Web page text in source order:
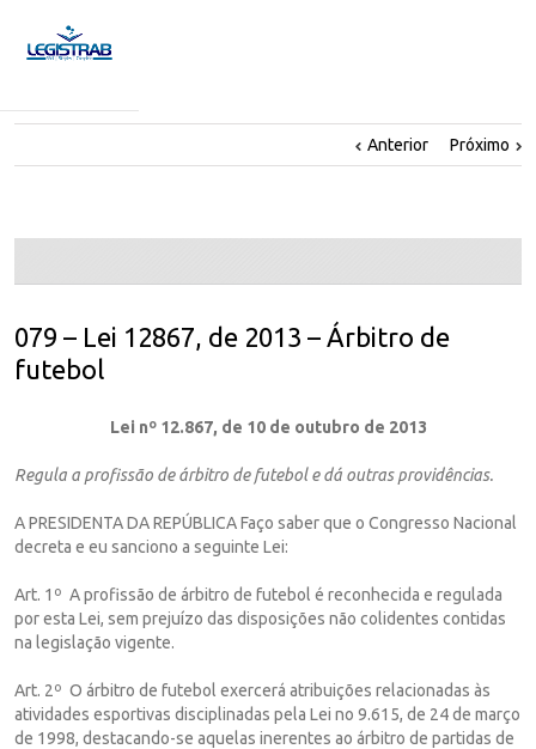
Anterior Próximo
079 – Lei 12867, de 2013 – Árbitro de
futebol
Lei nº 12.867, de 10 de outubro de 2013
Regula a profissão de árbitro de futebol e dá outras providências.
A PRESIDENTA DA REPÚBLICA Faço saber que o Congresso Nacional
decreta e eu sanciono a seguinte Lei:
Art. 1º A profissão de árbitro de futebol é reconhecida e regulada
por esta Lei, sem prejuízo das disposições não colidentes contidas
na legislação vigente.
Art. 2º O árbitro de futebol exercerá atribuições relacionadas às
atividades esportivas disciplinadas pela Lei no 9.615, de 24 de março
de 1998, destacando-se aquelas inerentes ao árbitro de partidas de